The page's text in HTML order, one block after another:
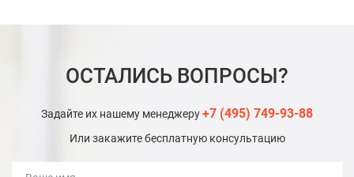
ОСТАЛИСЬ ВОПРОСЫ?
Задайте их нашему менеджеру+7 (495) 749-93-88
Или закажите бесплатную консультацию